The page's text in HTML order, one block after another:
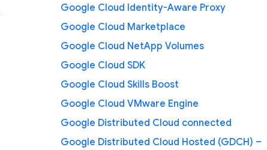
Google Cloud Identity-Aware Proxy
Google Cloud Marketplace
Google Cloud NetApp Volumes
Google Cloud SDK
Google Cloud Skills Boost
Google Cloud VMware Engine
Google Distributed Cloud connected
Google Distributed Cloud Hosted (GDCH) –